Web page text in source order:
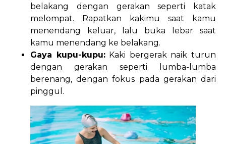
belakang dengan gerakan seperti katak
melompat. Rapatkan kakimu saat kamu
menendang keluar, lalu buka lebar saat
kamu menendang ke belakang.
Gaya kupu-kupu:Kaki bergerak naik turun
dengan gerakan seperti lumba-lumba
berenang, dengan fokus pada gerakan dari
pinggul.